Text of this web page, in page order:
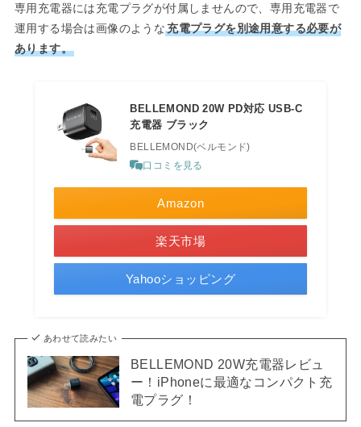
専用充電器には充電プラグが付属しませんので、専用充電器で
運用する場合は画像のような充電プラグを別途用意する必要が
あります。
BELLEMOND 20W PD対応 USB-C
充電器 ブラック
BELLEMOND(ベルモンド)
口コミを見る
Amazon
楽天市場
Yahooショッピング
あわせて読みたい
BELLEMOND 20W充電器レビュ
ー！iPhoneに最適なコンパクト充
電プラグ！